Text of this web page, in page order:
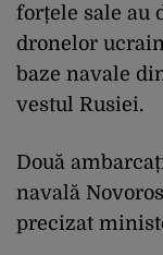
forțele sale au
dronelor
baze navale
vestul Rusiei.
Două
navală
precizat